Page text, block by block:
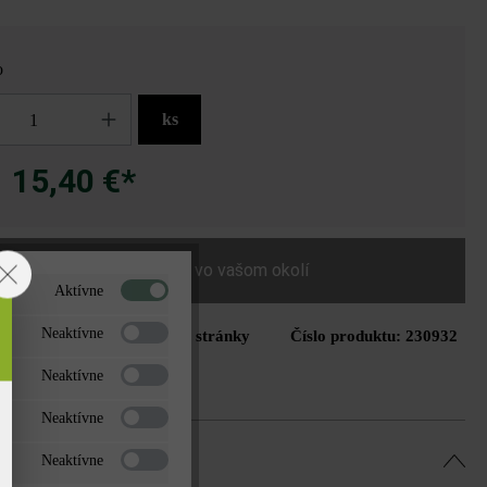
ks
15,40 €*
Nájdite predajcu vo vašom okolí
zoznamu želaní Tlač stránky Číslo produktu: 230932
Aktívne
Neaktívne
Neaktívne
Neaktívne
Neaktívne